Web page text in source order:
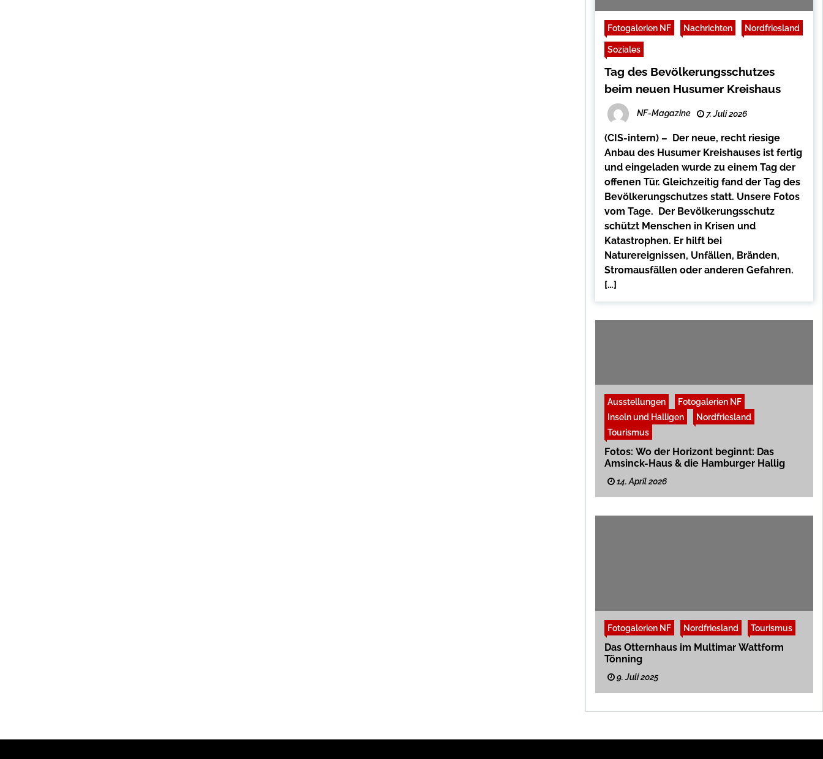
Fotogalerien NF Nachrichten Nordfriesland
Soziales
Tag des Bevölkerungsschutzes
beim neuen Husumer Kreishaus
NF-Magazine 7. Juli 2026
(CIS-intern) – Der neue, recht riesige
Anbau des Husumer Kreishauses ist fertig
und eingeladen wurde zu einem Tag der
offenen Tür. Gleichzeitig fand der Tag des
Bevölkerungschutzes statt. Unsere Fotos
vom Tage. Der Bevölkerungsschutz
schützt Menschen in Krisen und
Katastrophen. Er hilft bei
Naturereignissen, Unfällen, Bränden,
Stromausfällen oder anderen Gefahren.
[…]
Ausstellungen
Fotogalerien NF
Inseln und Halligen
Nordfriesland
Tourismus
Fotos: Wo der Horizont beginnt: Das
Amsinck-Haus & die Hamburger Hallig
14. April 2026
Fotogalerien NF Nordfriesland Tourismus
Das Otternhaus im Multimar Wattform
Tönning
9. Juli 2025